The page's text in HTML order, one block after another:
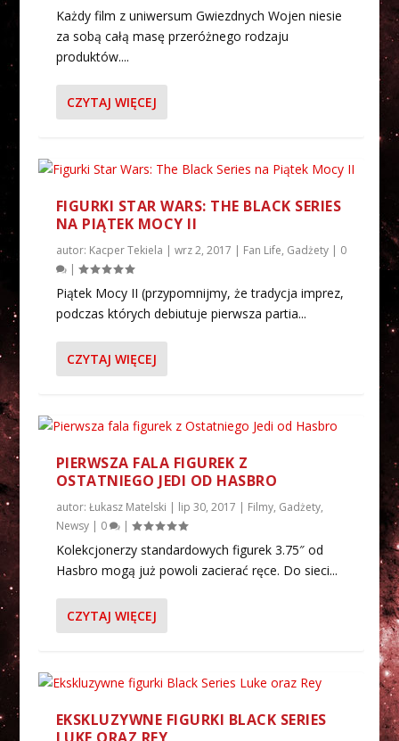
Każdy film z uniwersum Gwiezdnych Wojen niesie
za sobą całą masę przeróżnego rodzaju
produktów....
CZYTAJ WIĘCEJ
FIGURKI STAR WARS: THE BLACK SERIES
NA PIĄTEK MOCY II
autor: Kacper Tekiela | wrz 2, 2017 | Fan Life, Gadżety| 0
|
Piątek Mocy II (przypomnijmy, że tradycja imprez,
podczas których debiutuje pierwsza partia...
CZYTAJ WIĘCEJ
PIERWSZA FALA FIGUREK Z
OSTATNIEGO JEDI OD HASBRO
autor: Łukasz Matelski | lip 30, 2017 | Filmy, Gadżety,
Newsy| 0 |
Kolekcjonerzy standardowych figurek 3.75″ od
Hasbro mogą już powoli zacierać ręce. Do sieci...
CZYTAJ WIĘCEJ
EKSKLUZYWNE FIGURKI BLACK SERIES